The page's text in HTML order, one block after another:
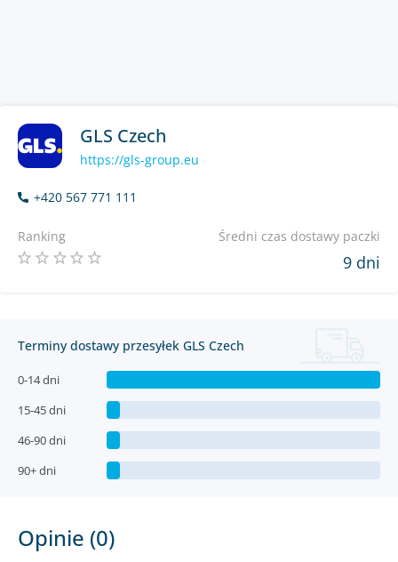
GLS Czech
https://gls-group.eu
+420 567 771 111
Ranking Średni czas dostawy paczki
9 dni
Terminy dostawy przesyłek GLS Czech
0-14 dni
15-45 dni
46-90 dni
90+ dni
Opinie (0)